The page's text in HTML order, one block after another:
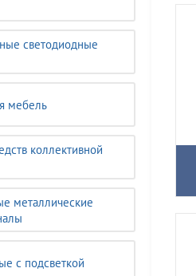
светодиодные
мебель
коллективной
металлические
с подсветкой